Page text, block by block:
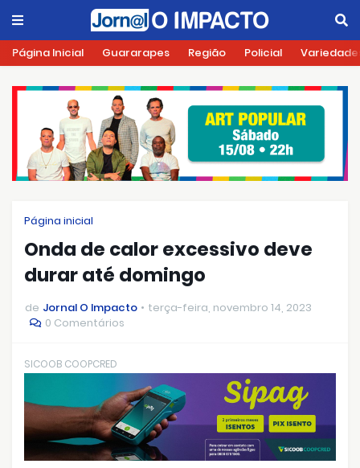
Página Inicial Guararapes Região Policial
Página inicial
Onda de calor excessivo deve
durar até domingo
de Jornal O Impacto
terça-feira, novembro 14, 2023
0 Comentários
SICOOB COOPCRED